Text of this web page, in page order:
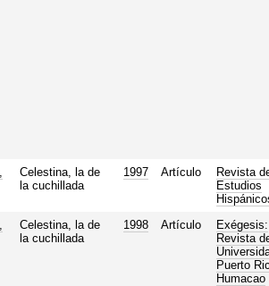
Celestina, la de
la cuchillada
1997 Artículo
Revista
Estudios
Celestina, la de
la cuchillada
1998 Artículo
Exégesis:
Revista
Puerto
Humacao